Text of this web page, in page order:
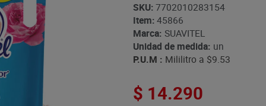
SKU: 7702010283154
Item: 45866
Marca: SUAVITEL
Unidad de medida: un
P.U.M : Mililitro a $9.53
$ 14.290